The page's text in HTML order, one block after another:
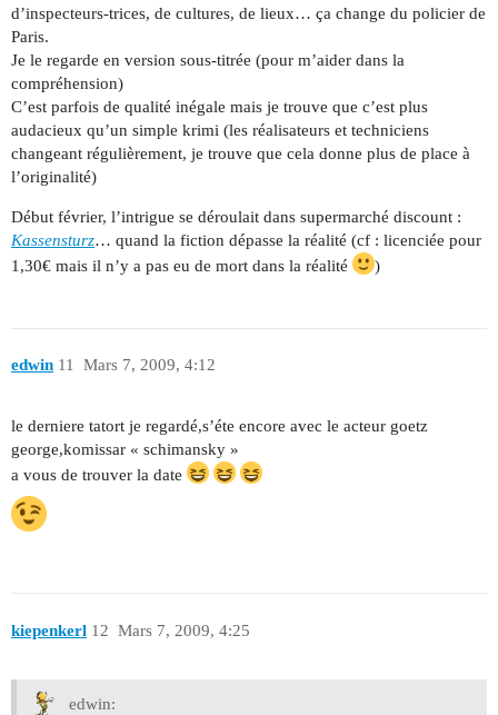
d’inspecteurs-trices, de cultures, de lieux… ça change du policier de
Paris.
Je le regarde en version sous-titrée (pour m’aider dans la
compréhension)
C’est parfois de qualité inégale mais je trouve que c’est plus
audacieux qu’un simple krimi (les réalisateurs et techniciens
changeant régulièrement, je trouve que cela donne plus de place à
l’originalité)
Début février, l’intrigue se déroulait dans supermarché discount :
Kassensturz… quand la fiction dépasse la réalité (cf : licenciée pour
1,30€ mais il n’y a pas eu de mort dans la réalité
)
edwin Mars 7, 2009, 4:12
11
le derniere tatort je regardé,s’éte encore avec le acteur goetz
george,komissar « schimansky »
a vous de trouver la date
kiepenkerl Mars 7, 2009, 4:25
12
edwin: